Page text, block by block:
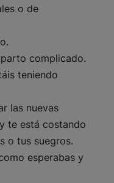
o de
complicado.
teniendo
las nuevas
te está costando
o tus suegros.
esperabas y